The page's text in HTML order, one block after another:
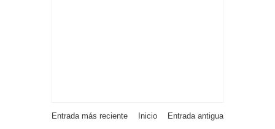
Entrada más reciente Entrada antigua
Inicio